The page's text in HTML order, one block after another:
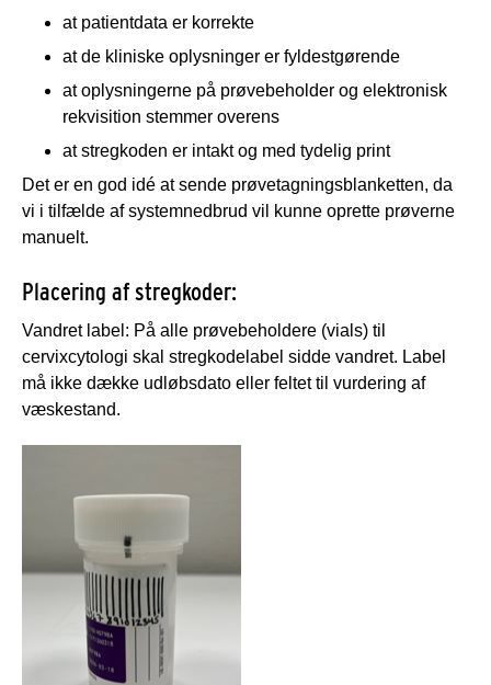
at patientdata er korrekte
at de kliniske oplysninger er fyldestgørende
at oplysningerne på prøvebeholder og elektronisk
rekvisition stemmer overens
at stregkoden er intakt og med tydelig print
Det er en god idé at sende prøvetagningsblanketten, da
vi i tilfælde af systemnedbrud vil kunne oprette prøverne
manuelt.
Placering af stregkoder:
Vandret label: På alle prøvebeholdere (vials) til
cervixcytologi skal stregkodelabel sidde vandret. Label
må ikke dække udløbsdato eller feltet til vurdering af
væskestand.